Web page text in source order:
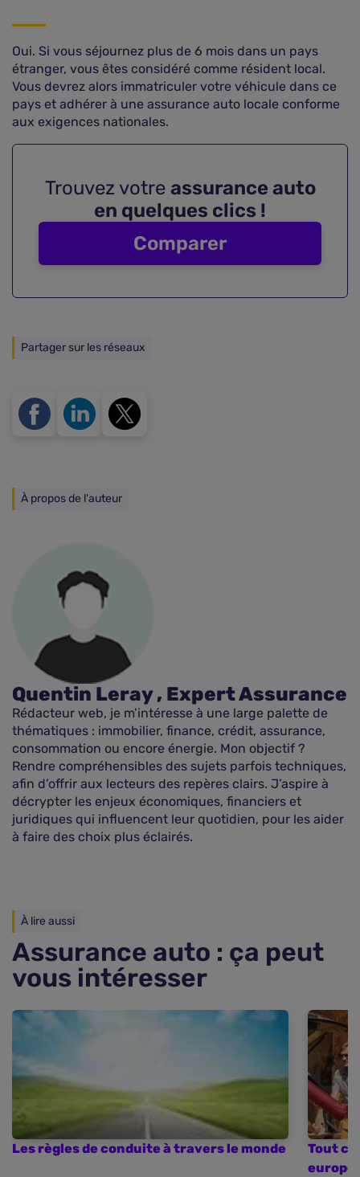
Oui. Si vous séjournez plus de 6 mois dans un pays
étranger, vous êtes considéré comme résident local.
Vous devrez alors immatriculer votre véhicule dans ce
pays et adhérer à une assurance auto locale conforme
aux exigences nationales.
Trouvez votre assurance auto
en quelques clics !
Comparer
Partager sur les réseaux
À propos de l'auteur
Quentin Leray , Expert Assurance
Rédacteur web, je m’intéresse à une large palette de
thématiques : immobilier, finance, crédit, assurance,
consommation ou encore énergie. Mon objectif ?
Rendre compréhensibles des sujets parfois techniques,
afin d’offrir aux lecteurs des repères clairs. J’aspire à
décrypter les enjeux économiques, financiers et
juridiques qui influencent leur quotidien, pour les aider
à faire des choix plus éclairés.
À lire aussi
Assurance auto : ça peut
vous intéresser
Les règles de conduite à travers le monde
Tout